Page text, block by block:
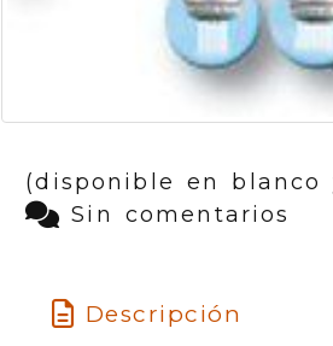
(disponible en blanco
Sin comentarios
Descripción